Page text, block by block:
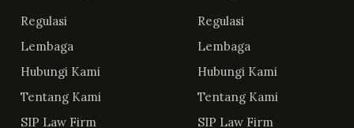
Regulasi
Lembaga
Hubungi Kami
Tentang Kami
SIP Law Firm
Regulasi
Lembaga
Hubungi Kami
Tentang Kami
SIP Law Firm